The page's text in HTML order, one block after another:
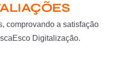
comprovando a satisfação
Digitalização.